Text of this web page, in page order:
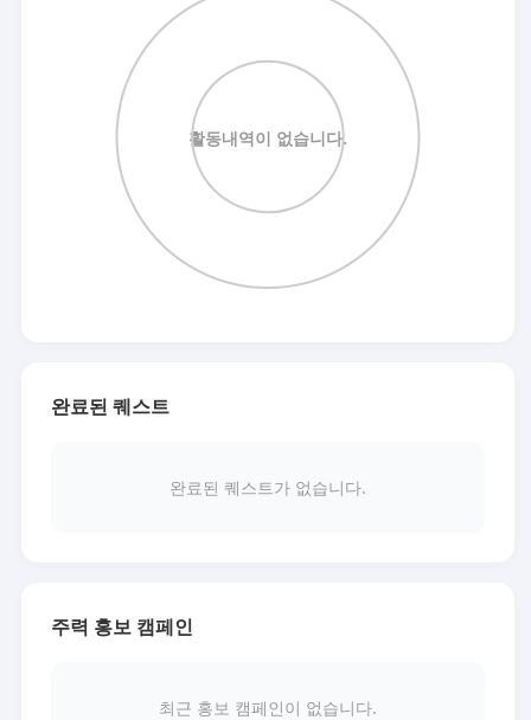
완료된 퀘스트
완료된 퀘스트가 없습니다.
주력 홍보 캠페인
최근 홍보 캠페인이 없습니다.